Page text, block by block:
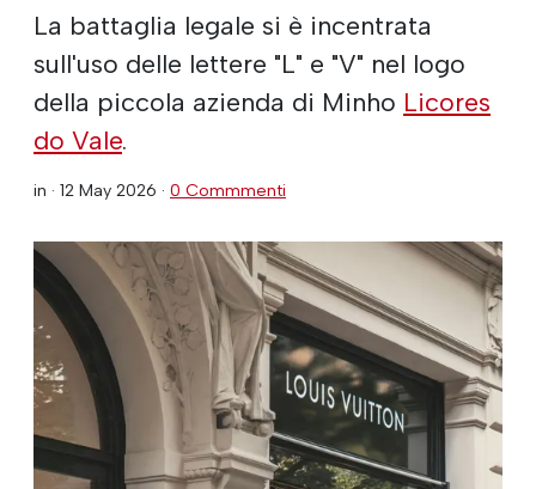
La battaglia legale si è incentrata
sull'uso delle lettere "L" e "V" nel logo
della piccola azienda di Minho Licores
do Vale.
in · 12 May 2026 · 0 Commmenti